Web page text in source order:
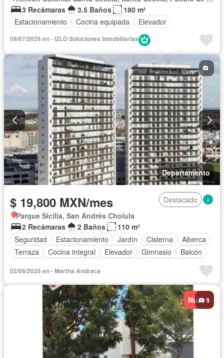
3 Recámaras
3.5 Baños
180 m²
Estacionamiento
Cocina equipada Elevador
09/07/2026 en - IZLO Soluciones Inmobiliarias
Departamento
$ 19,800 MXN/mes
Destacado
Parque Sicilia, San Andrés Cholula
2 Recámaras
2 Baños
110 m²
Seguridad
Estacionamiento Jardín Cisterna
Alberca
Terraza
Cocina integral Elevador Gimnasio
Balcón
Cocina equipada
Zona infantil
Sala polivalente
Aire acondicionado
Bodega Electricidad
Agua
Cuarto de Limpieza
Zonas verdes
Vista panorámica
Recámara con closet
Caseta de vigilancia
Parcialmente amueblado
02/06/2026 en - Martha Andraca
Nuevo
1